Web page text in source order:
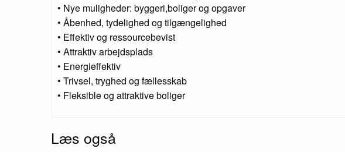
• Nye muligheder: byggeri,boliger og opgaver
• Åbenhed, tydelighed og tilgængelighed
• Effektiv og ressourcebevist
• Attraktiv arbejdsplads
• Energieffektiv
• Trivsel, tryghed og fællesskab
• Fleksible og attraktive boliger
Læs også